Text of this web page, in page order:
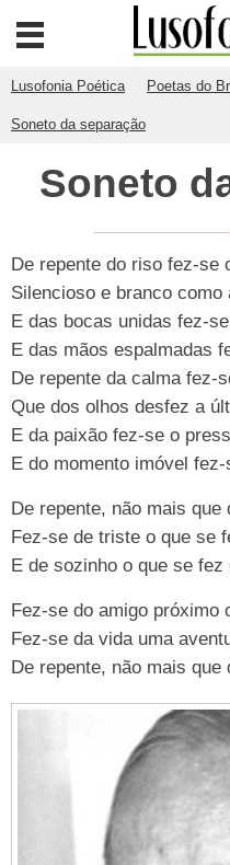
Lusofonia Poética Poetas do
Soneto da separação
Soneto
De repente do riso fez-se
Silencioso e branco como
E das bocas unidas fez-
E das mãos espalmadas
De repente da calma fez-
Que dos olhos desfez a
E da paixão fez-se o
E do momento imóvel
De repente, não mais que
Fez-se de triste o que se
E de sozinho o que se fez
Fez-se do amigo próximo
Fez-se da vida uma
De repente, não mais que